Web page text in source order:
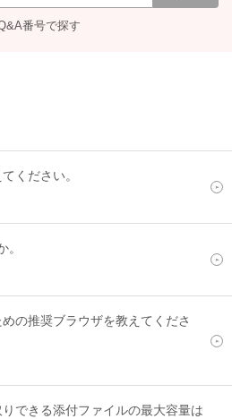
番号で探す
ください。
。
の推奨ブラウザを教えてくださ
できる添付ファイルの最大容量は